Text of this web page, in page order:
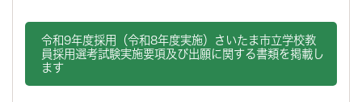
令和9年度採用（令和8年度実施）さいたま市立学校教
員採用選考試験実施要項及び出願に関する書類を掲載し
ます